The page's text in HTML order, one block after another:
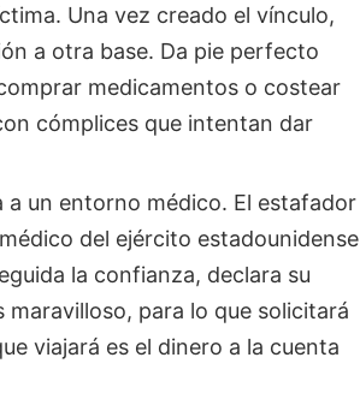
Una vez creado el vínculo,
a otra base. Da pie perfecto
medicamentos o costear
cómplices que intentan dar
un entorno médico. El estafador
del ejército estadounidense
la confianza, declara su
para lo que solicitará
viajará es el dinero a la cuenta